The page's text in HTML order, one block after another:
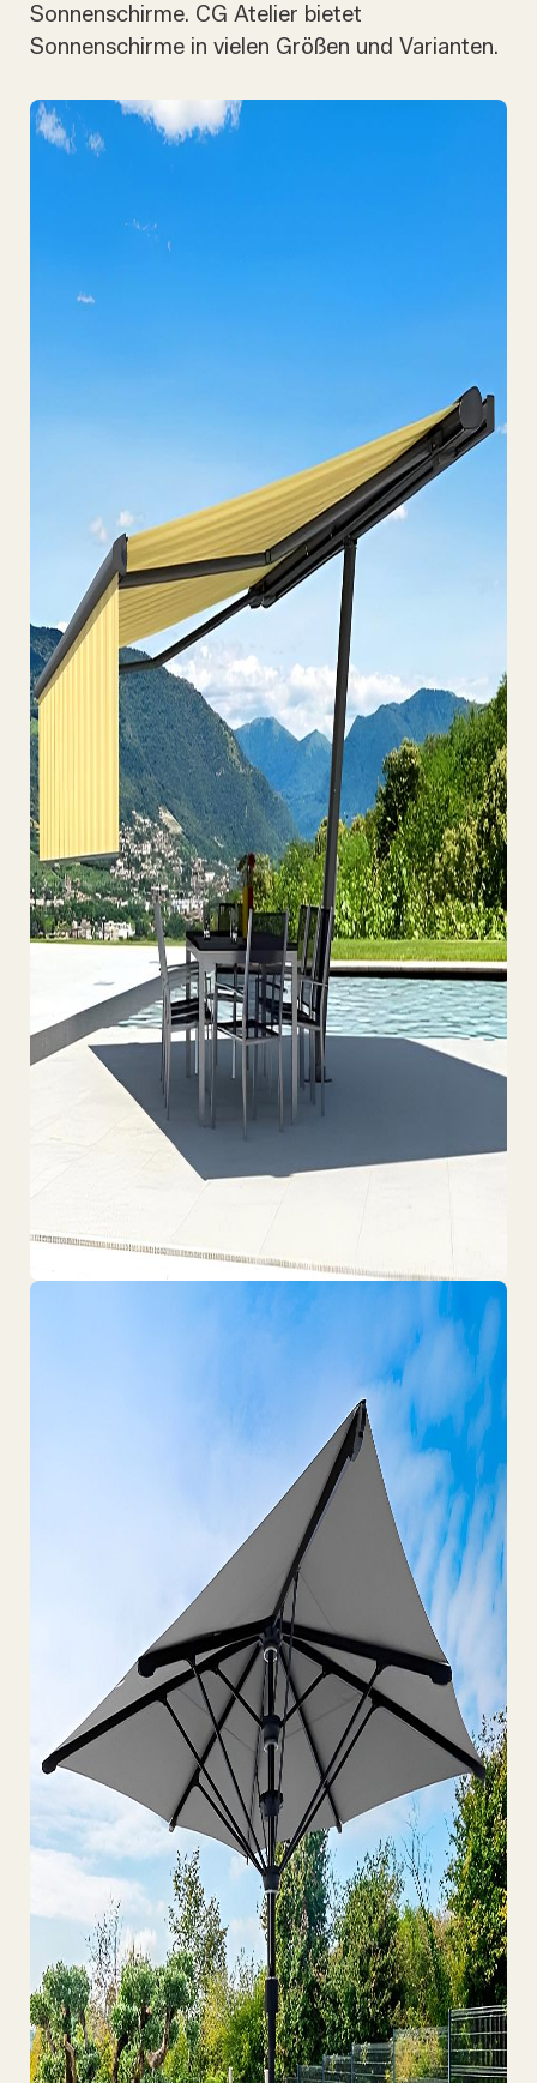
Sonnenschirme. CG Atelier bietet
Sonnenschirme in vielen Größen und Varianten.